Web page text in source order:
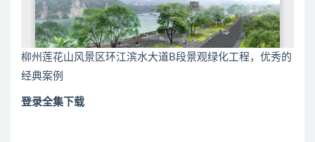
柳州莲花山风景区环江滨水大道B段景观绿化工程，优秀的
经典案例
登录全集下载